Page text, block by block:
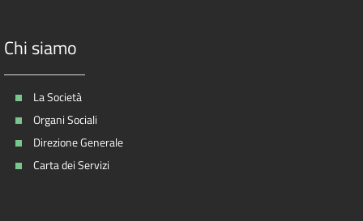
Chi siamo
La Società
Organi Sociali
Direzione Generale
Carta dei Servizi